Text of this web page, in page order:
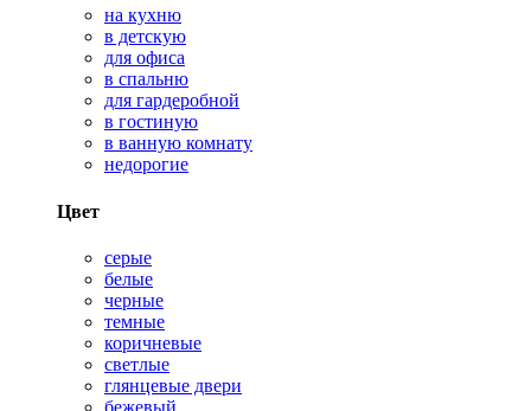
на кухню
в детскую
для офиса
в спальню
для гардеробной
в гостиную
в ванную комнату
недорогие
Цвет
серые
белые
черные
темные
коричневые
светлые
глянцевые двери
бежевый